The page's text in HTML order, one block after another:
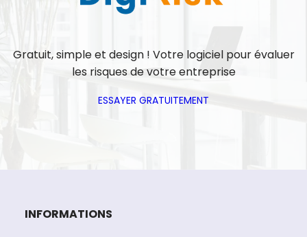
Gratuit, simple et design ! Votre logiciel pour évaluer
les risques de votre entreprise
ESSAYER GRATUITEMENT
INFORMATIONS